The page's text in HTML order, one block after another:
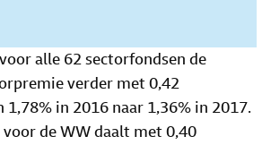
alle 62 sectorfondsen de
verder met 0,42
in 2016 naar 1,36% in 2017.
de WW daalt met 0,40